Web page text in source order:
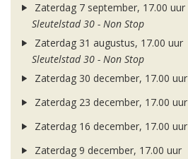
Zaterdag 7 september, 17.00 uur
Sleutelstad 30 - Non Stop
Zaterdag 31 augustus, 17.00 uur
Sleutelstad 30 - Non Stop
Zaterdag 30 december, 17.00 uur
Zaterdag 23 december, 17.00 uur
Zaterdag 16 december, 17.00 uur
Zaterdag 9 december, 17.00 uur